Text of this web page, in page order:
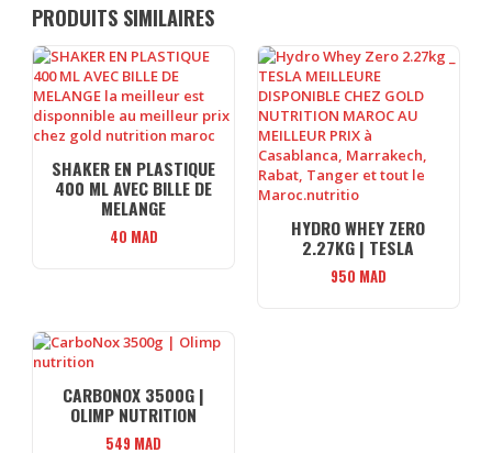
PRODUITS SIMILAIRES
SHAKER EN PLASTIQUE
400 ML AVEC BILLE DE
MELANGE
40 MAD HYDRO WHEY ZERO
2.27KG | TESLA
950 MAD
CARBONOX 3500G |
OLIMP NUTRITION
549 MAD